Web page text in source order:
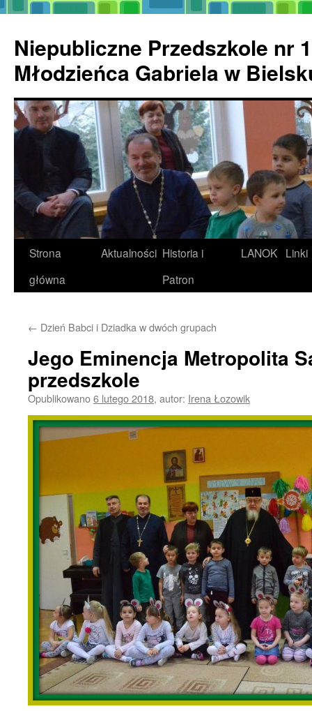
treści
Niepubliczne Przedszkole nr
Młodzieńca Gabriela w
Strona
główna
Aktualności Historia i
Patron
LANOK Linki
← Dzień Babci i Dziadka w dwóch grupach
Jego Eminencja Metropolita
przedszkole
Opublikowano6 lutego 2018, autor: Irena Łozowik